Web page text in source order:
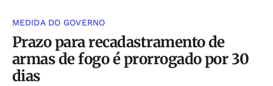
MEDIDA DO GOVERNO
Prazo para recadastramento de
armas de fogo é prorrogado por 30
dias